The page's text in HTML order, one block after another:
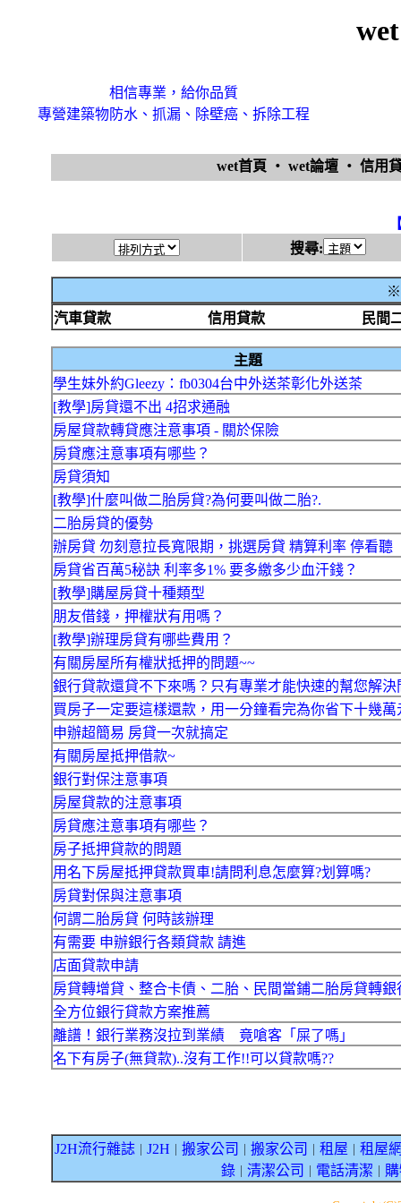
相信專業，給你品質
專營建築物防水、抓漏、除壁癌、拆除工程
wet首頁 ‧ wet論壇 ‧ 信用
搜尋:
※
汽車貸款
信用貸款 民間
主題
學生妹外約Gleezy：fb0304台中外送茶彰化外送茶
[教學]房貸還不出 4招求通融
房屋貸款轉貸應注意事項 - 關於保險
房貸應注意事項有哪些？
房貸須知
[教學]什麼叫做二胎房貸?為何要叫做二胎?.
二胎房貸的優勢
辦房貸 勿刻意拉長寬限期，挑選房貸 精算利率 停看聽
房貸省百萬5秘訣 利率多1% 要多繳多少血汗錢？
[教學]購屋房貸十種類型
朋友借錢，押權狀有用嗎？
[教學]辦理房貸有哪些費用？
有關房屋所有權狀抵押的問題~~
銀行貸款還貸不下來嗎？只有專業才能快速的幫您解決
買房子一定要這樣還款，用一分鐘看完為你省下十幾萬
申辦超簡易 房貸一次就搞定
有關房屋抵押借款~
銀行對保注意事項
房屋貸款的注意事項
房貸應注意事項有哪些？
房子抵押貸款的問題
用名下房屋抵押貸款買車!請問利息怎麼算?划算嗎?
房貸對保與注意事項
何謂二胎房貸 何時該辦理
有需要 申辦銀行各類貸款 請進
店面貸款申請
房貸轉增貸、整合卡債、二胎、民間當鋪二胎房貸轉銀
全方位銀行貸款方案推薦
離譜！銀行業務沒拉到業績 竟嗆客「屎了嗎」
名下有房子(無貸款)..沒有工作!!可以貸款嗎??
J2H流行雜誌 J2H 搬家公司 搬家公司 租屋
租屋
錄｜ 清潔公司 電話清潔